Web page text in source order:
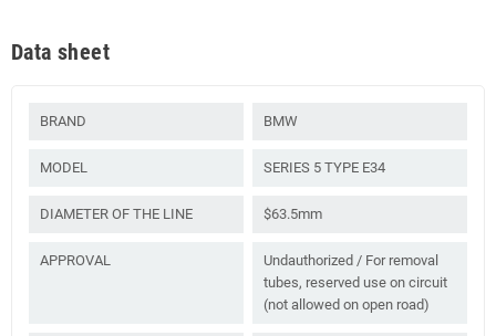
Data sheet
BRAND BMW
MODEL SERIES 5 TYPE E34
DIAMETER OF THE LINE $63.5mm
APPROVAL
Undauthorized / For removal
tubes, reserved use on circuit
(not allowed on open road)